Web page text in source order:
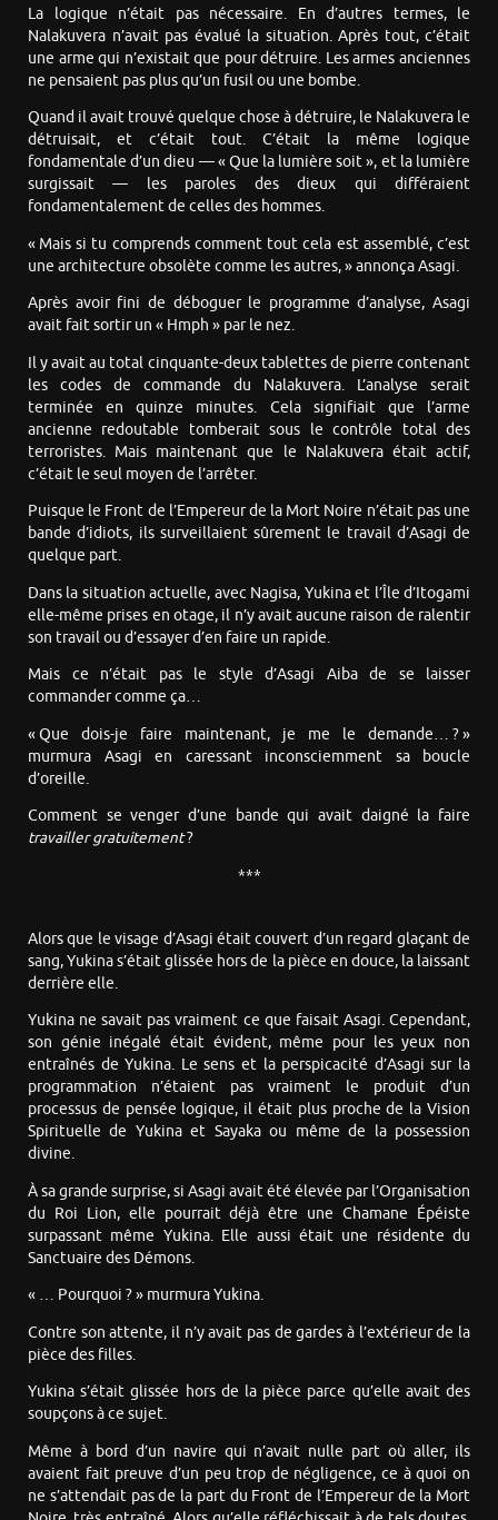
La logique n’était pas nécessaire. En d’autres termes, le
Nalakuvera n’avait pas évalué la situation. Après tout, c’était
une arme qui n’existait que pour détruire. Les armes anciennes
ne pensaient pas plus qu’un fusil ou une bombe.
Quand il avait trouvé quelque chose à détruire, le Nalakuvera le
détruisait, et c’était tout. C’était la même logique
fondamentale d’un dieu — « Que la lumière soit », et la lumière
surgissait — les paroles des dieux qui différaient
fondamentalement de celles des hommes.
« Mais si tu comprends comment tout cela est assemblé, c’est
une architecture obsolète comme les autres, » annonça Asagi.
Après avoir fini de déboguer le programme d’analyse, Asagi
avait fait sortir un « Hmph » par le nez.
Il y avait au total cinquante-deux tablettes de pierre contenant
les codes de commande du Nalakuvera. L’analyse serait
terminée en quinze minutes. Cela signifiait que l’arme
ancienne redoutable tomberait sous le contrôle total des
terroristes. Mais maintenant que le Nalakuvera était actif,
c’était le seul moyen de l’arrêter.
Puisque le Front de l’Empereur de la Mort Noire n’était pas une
bande d’idiots, ils surveillaient sûrement le travail d’Asagi de
quelque part.
Dans la situation actuelle, avec Nagisa, Yukina et l’Île d’Itogami
elle-même prises en otage, il n’y avait aucune raison de ralentir
son travail ou d’essayer d’en faire un rapide.
Mais ce n’était pas le style d’Asagi Aiba de se laisser
commander comme ça…
« Que dois-je faire maintenant, je me le demande… ? »
murmura Asagi en caressant inconsciemment sa boucle
d’oreille.
Comment se venger d’une bande qui avait daigné la faire
travailler gratuitement?
***
Alors que le visage d’Asagi était couvert d’un regard glaçant de
sang, Yukina s’était glissée hors de la pièce en douce, la laissant
derrière elle.
Yukina ne savait pas vraiment ce que faisait Asagi. Cependant,
son génie inégalé était évident, même pour les yeux non
entraînés de Yukina. Le sens et la perspicacité d’Asagi sur la
programmation n’étaient pas vraiment le produit d’un
processus de pensée logique, il était plus proche de la Vision
Spirituelle de Yukina et Sayaka ou même de la possession
divine.
À sa grande surprise, si Asagi avait été élevée par l’Organisation
du Roi Lion, elle pourrait déjà être une Chamane Épéiste
surpassant même Yukina. Elle aussi était une résidente du
Sanctuaire des Démons.
« … Pourquoi ? » murmura Yukina.
Contre son attente, il n’y avait pas de gardes à l’extérieur de la
pièce des filles.
Yukina s’était glissée hors de la pièce parce qu’elle avait des
soupçons à ce sujet.
Même à bord d’un navire qui n’avait nulle part où aller, ils
avaient fait preuve d’un peu trop de négligence, ce à quoi on
ne s’attendait pas de la part du Front de l’Empereur de la Mort